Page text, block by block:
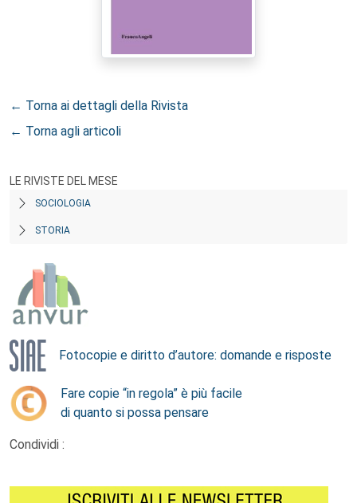
← Torna ai dettagli della Rivista
← Torna agli articoli
LE RIVISTE DEL MESE
SOCIOLOGIA
STORIA
Fotocopie e diritto d’autore: domande e risposte
Fare copie “in regola” è più facile
di quanto si possa pensare
Condividi :